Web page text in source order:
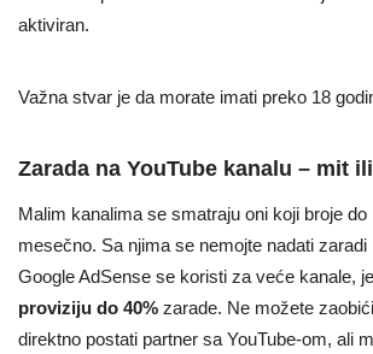
aktiviran.
Važna stvar je da morate imati preko 18
Zarada na YouTube kanalu – mit
Malim kanalima se smatraju oni koji broje do
mesečno. Sa njima se nemojte nadati zaradi
Google AdSense se koristi za veće kanale,
proviziju do 40% zarade. Ne možete
direktno postati partner sa YouTube-om, ali